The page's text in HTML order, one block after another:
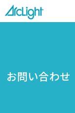
お問い合わせ